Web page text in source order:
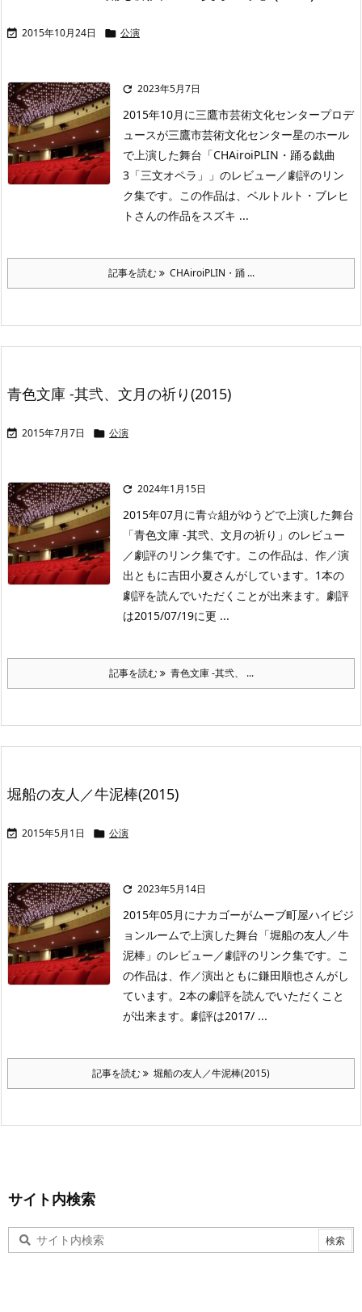
 2015年10月24日  公演
 2023年5月7日
2015年10月に三鷹市芸術文化センタープロデ
ュースが三鷹市芸術文化センター星のホール
で上演した舞台「CHAiroiPLIN・踊る戯曲
3「三文オペラ」」のレビュー／劇評のリン
ク集です。この作品は、ベルトルト・ブレヒ
トさんの作品をスズキ ...
記事を読む CHAiroiPLIN・踊 ...
青色文庫 -其弐、文月の祈り(2015)
 2015年7月7日  公演
 2024年1月15日
2015年07月に青☆組がゆうどで上演した舞台
「青色文庫 -其弐、文月の祈り」のレビュー
／劇評のリンク集です。この作品は、作／演
出ともに吉田小夏さんがしています。1本の
劇評を読んでいただくことが出来ます。劇評
は2015/07/19に更 ...
記事を読む 青色文庫 -其弐、 ...
堀船の友人／牛泥棒(2015)
 2015年5月1日  公演
 2023年5月14日
2015年05月にナカゴーがムーブ町屋ハイビジ
ョンルームで上演した舞台「堀船の友人／牛
泥棒」のレビュー／劇評のリンク集です。こ
の作品は、作／演出ともに鎌田順也さんがし
ています。2本の劇評を読んでいただくこと
が出来ます。劇評は2017/ ...
記事を読む 堀船の友人／牛泥棒(2015)
サイト内検索